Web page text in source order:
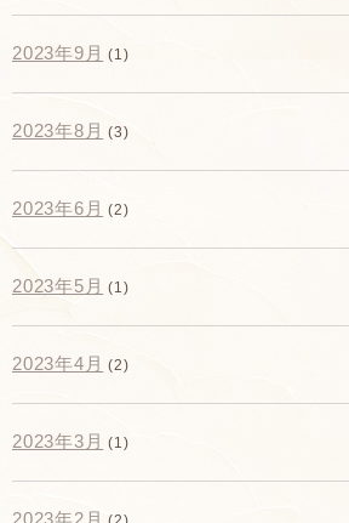
2023年9月 (1)
2023年8月 (3)
2023年6月 (2)
2023年5月 (1)
2023年4月 (2)
2023年3月 (1)
2023年2月